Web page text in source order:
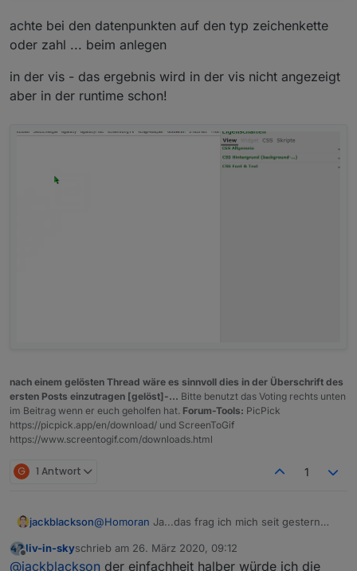
achte bei den datenpunkten auf den typ zeichenkette
oder zahl ... beim anlegen
in der vis - das ergebnis wird in der vis nicht angezeigt
aber in der runtime schon!
nach einem gelösten Thread wäre es sinnvoll dies in der Überschrift des
ersten Posts einzutragen [gelöst]-... Bitte benutzt das Voting rechts unten
im Beitrag wenn er euch geholfen hat. Forum-Tools: PicPick
https://picpick.app/en/download/ und ScreenToGif
https://www.screentogif.com/downloads.html
G 1 Antwort 1
jackblackson@Homoran Ja...das frag ich mich seit gestern
Homematic neu gestartet, die Heizgruppe
gelöscht...aber bei mir sieht es momentan so
Offline
liv-in-skyschrieb am 26. März 2020, 09:12
zuletzt editiert von
@jackblackson der einfachheit halber würde ich die